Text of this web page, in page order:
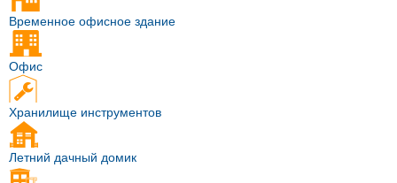
Временное офисное здание
Офис
Хранилище инструментов
Летний дачный домик